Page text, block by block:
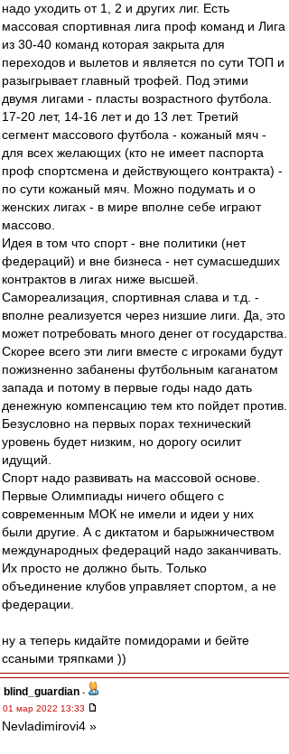
надо уходить от 1, 2 и других лиг. Есть
массовая спортивная лига проф команд и Лига
из 30-40 команд которая закрыта для
переходов и вылетов и является по сути ТОП и
разыгрывает главный трофей. Под этими
двумя лигами - пласты возрастного футбола.
17-20 лет, 14-16 лет и до 13 лет. Третий
сегмент массового футбола - кожаный мяч -
для всех желающих (кто не имеет паспорта
проф спортсмена и действующего контракта) -
по сути кожаный мяч. Можно подумать и о
женских лигах - в мире вполне себе играют
массово.
Идея в том что спорт - вне политики (нет
федераций) и вне бизнеса - нет сумасшедших
контрактов в лигах ниже высшей.
Самореализация, спортивная слава и т.д. -
вполне реализуется через низшие лиги. Да, это
может потребовать много денег от государства.
Скорее всего эти лиги вместе с игроками будут
пожизненно забанены футбольным каганатом
запада и потому в первые годы надо дать
денежную компенсацию тем кто пойдет против.
Безусловно на первых порах технический
уровень будет низким, но дорогу осилит
идущий.
Спорт надо развивать на массовой основе.
Первые Олимпиады ничего общего с
современным МОК не имели и идеи у них
были другие. А с диктатом и барыжничеством
международных федераций надо заканчивать.
Их просто не должно быть. Только
объединение клубов управляет спортом, а не
федерации.
ну а теперь кидайте помидорами и бейте
ссаными тряпками ))
blind_guardian -
01 мар 2022 13:33
Nevladimirovi4 »